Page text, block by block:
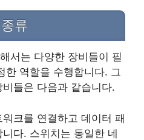
류
서는 다양한 장비들이 필
한 역할을 수행합니다. 그
들은 다음과 같습니다.
크를 연결하고 데이터 패
다. 스위치는 동일한 네